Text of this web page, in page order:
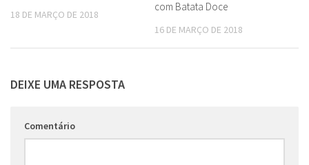
18 DE MARÇO DE 2018
com Batata Doce
16 DE MARÇO DE 2018
DEIXE UMA RESPOSTA
Comentário